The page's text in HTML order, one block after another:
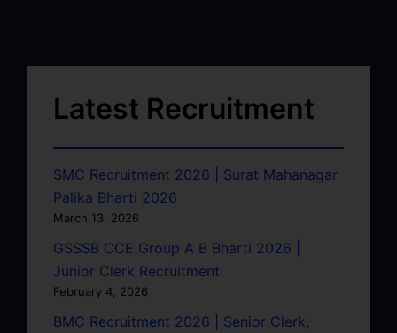
Latest Recruitment
SMC Recruitment 2026 | Surat Mahanagar
Palika Bharti 2026
March 13, 2026
GSSSB CCE Group A B Bharti 2026 |
Junior Clerk Recruitment
February 4, 2026
BMC Recruitment 2026 | Senior Clerk,